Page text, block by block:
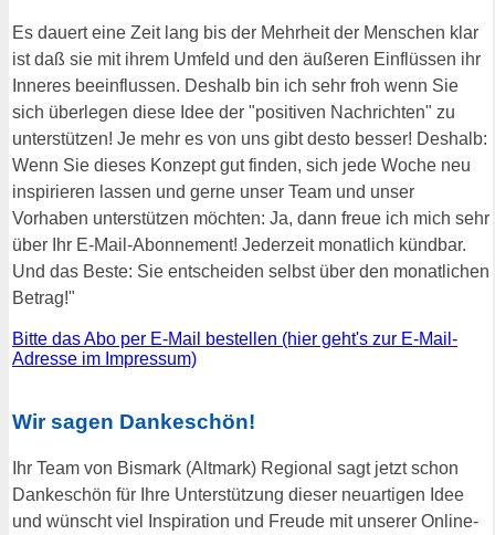
Es dauert eine Zeit lang bis der Mehrheit der Menschen klar
ist daß sie mit ihrem Umfeld und den äußeren Einflüssen ihr
Inneres beeinflussen. Deshalb bin ich sehr froh wenn Sie
sich überlegen diese Idee der "positiven Nachrichten" zu
unterstützen! Je mehr es von uns gibt desto besser! Deshalb:
Wenn Sie dieses Konzept gut finden, sich jede Woche neu
inspirieren lassen und gerne unser Team und unser
Vorhaben unterstützen möchten: Ja, dann freue ich mich sehr
über Ihr E-Mail-Abonnement! Jederzeit monatlich kündbar.
Und das Beste: Sie entscheiden selbst über den monatlichen
Betrag!"
Bitte das Abo per E-Mail bestellen (hier geht's zur E-Mail-
Adresse im Impressum)
Wir sagen Dankeschön!
Ihr Team von Bismark (Altmark) Regional sagt jetzt schon
Dankeschön für Ihre Unterstützung dieser neuartigen Idee
und wünscht viel Inspiration und Freude mit unserer Online-